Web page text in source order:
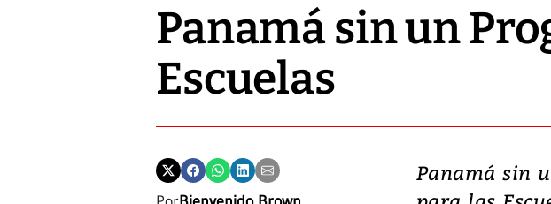
Panamá sin un
Escuelas
Panamá sin